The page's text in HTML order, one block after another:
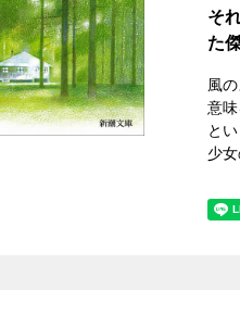
そ
た
風
意
と
少